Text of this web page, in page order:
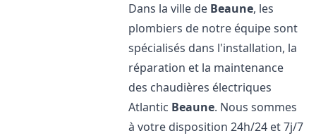
Dans la ville de Beaune, les
plombiers de notre équipe sont
spécialisés dans l'installation, la
réparation et la maintenance
des chaudières électriques
Atlantic Beaune. Nous sommes
à votre disposition 24h/24 et 7j/7